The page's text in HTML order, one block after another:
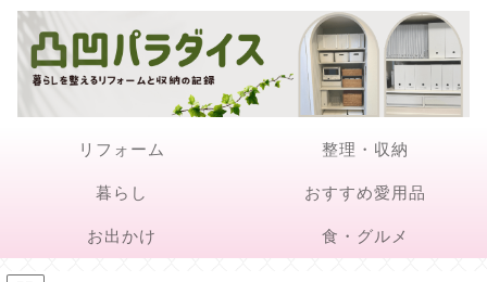
リフォーム 整理・収納
暮らし おすすめ愛用品
お出かけ 食・グルメ